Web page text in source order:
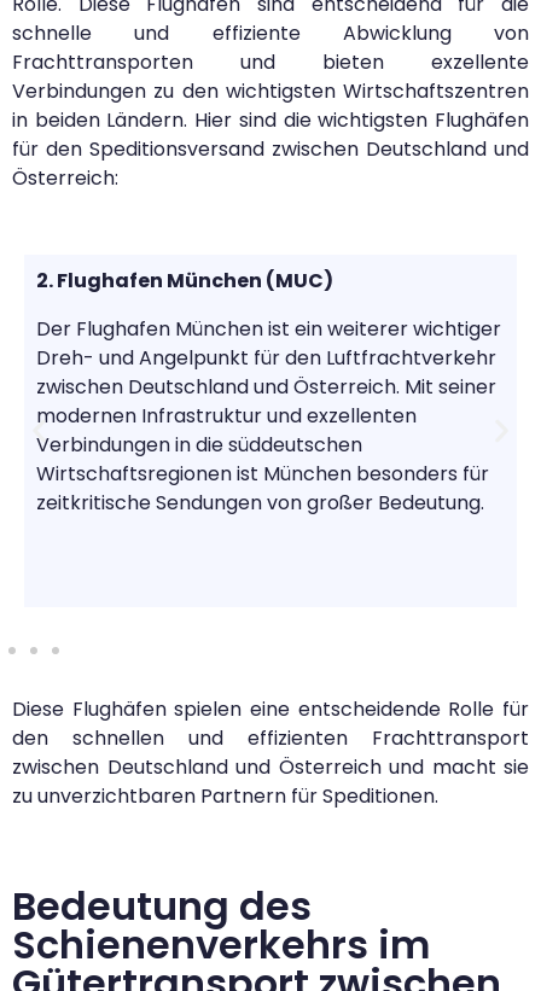
schnelle und effiziente Abwicklung von
Frachttransporten und bieten exzellente
Verbindungen zu den wichtigsten Wirtschaftszentren
in beiden Ländern. Hier sind die wichtigsten Flughäfen
für den Speditionsversand zwischen Deutschland und
Österreich:
2. Flughafen München (MUC)
Der Flughafen München ist ein weiterer wichtiger
Dreh- und Angelpunkt für den Luftfrachtverkehr
zwischen Deutschland und Österreich. Mit seiner
modernen Infrastruktur und exzellenten
Verbindungen in die süddeutschen
Wirtschaftsregionen ist München besonders für
zeitkritische Sendungen von großer Bedeutung.
Diese Flughäfen spielen eine entscheidende Rolle für
den schnellen und effizienten Frachttransport
zwischen Deutschland und Österreich und macht sie
zu unverzichtbaren Partnern für Speditionen.
Bedeutung des
Schienenverkehrs im